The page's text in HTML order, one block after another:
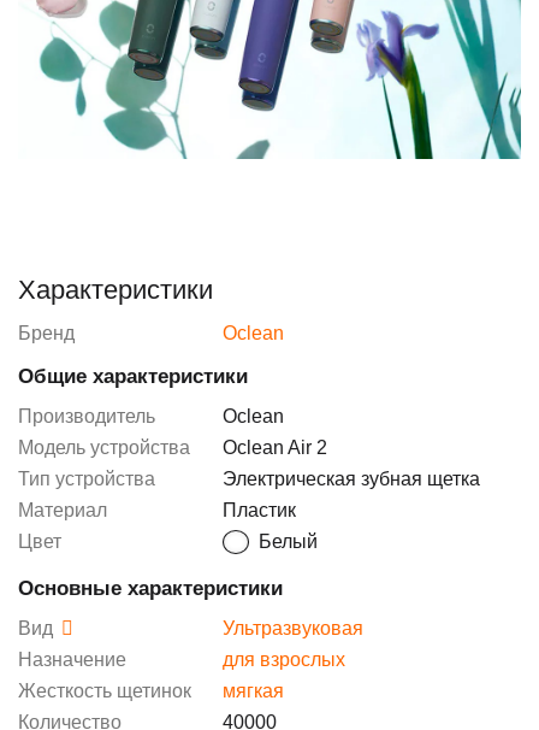
Характеристики
Бренд Oclean
Общие характеристики
Производитель
Oclean
Модель устройства
Oclean Air 2
Тип устройства
Электрическая зубная щетка
Материал
Пластик
Цвет
Белый
Основные характеристики
Вид
Ультразвуковая
Назначение
для взрослых
Жесткость щетинок
мягкая
Количество
40000